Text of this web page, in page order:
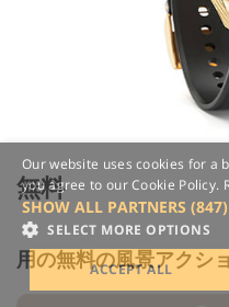
無料
Our website uses cookies for a
you agree to our Cookie Policy.
SHOW ALL PARTNERS
SELECT MORE OPTIONS
ACCEPT ALL